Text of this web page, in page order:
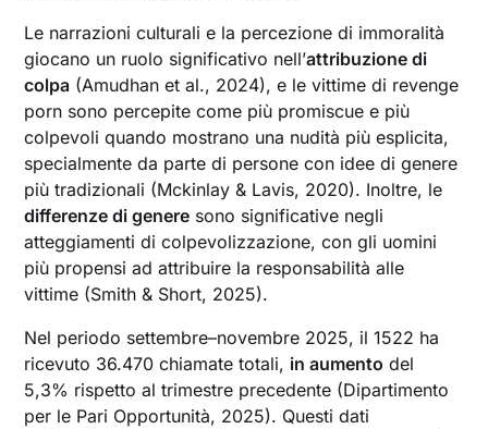
Le narrazioni culturali e la percezione di immoralità
giocano un ruolo significativo nell’attribuzione di
colpa (Amudhan et al., 2024), e le vittime di revenge
porn sono percepite come più promiscue e più
colpevoli quando mostrano una nudità più esplicita,
specialmente da parte di persone con idee di genere
più tradizionali (Mckinlay & Lavis, 2020). Inoltre, le
differenze di genere sono significative negli
atteggiamenti di colpevolizzazione, con gli uomini
più propensi ad attribuire la responsabilità alle
vittime (Smith & Short, 2025).
Nel periodo settembre–novembre 2025, il 1522 ha
ricevuto 36.470 chiamate totali, in aumento del
5,3% rispetto al trimestre precedente (Dipartimento
per le Pari Opportunità, 2025). Questi dati